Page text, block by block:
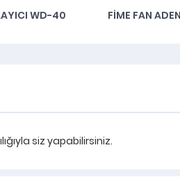
WD-40 FIME FAN
siz yapabilirsiniz.